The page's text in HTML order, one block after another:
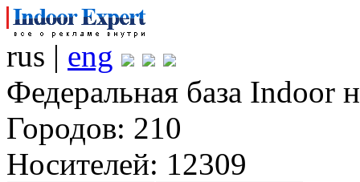
rus | eng
Федеральная база Indoor
Городов: 210
Носителей: 12309